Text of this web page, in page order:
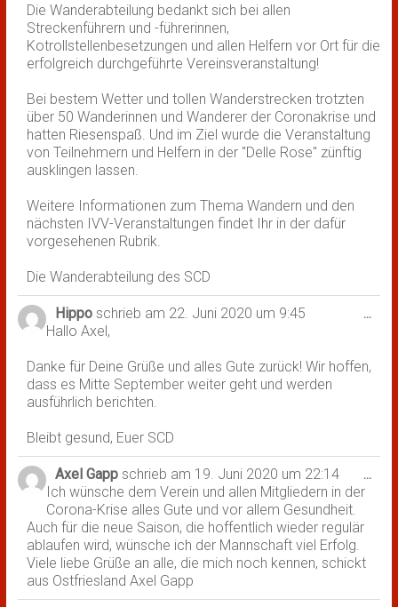
Die Wanderabteilung bedankt sich bei allen
Streckenführern und -führerinnen,
Kotrollstellenbesetzungen und allen Helfern vor Ort für die
erfolgreich durchgeführte Vereinsveranstaltung!
Bei bestem Wetter und tollen Wanderstrecken trotzten
über 50 Wanderinnen und Wanderer der Coronakrise und
hatten Riesenspaß. Und im Ziel wurde die Veranstaltung
von Teilnehmern und Helfern in der "Delle Rose" zünftig
ausklingen lassen.
Weitere Informationen zum Thema Wandern und den
nächsten IVV-Veranstaltungen findet Ihr in der dafür
vorgesehenen Rubrik.
Die Wanderabteilung des SCD
Hippo schrieb am 22. Juni 2020 um 9:45
Hallo Axel,
Danke für Deine Grüße und alles Gute zurück! Wir hoffen,
dass es Mitte September weiter geht und werden
ausführlich berichten.
Bleibt gesund, Euer SCD
...
Axel Gapp schrieb am 19. Juni 2020 um 22:14
Ich wünsche dem Verein und allen Mitgliedern in der
Corona-Krise alles Gute und vor allem Gesundheit.
Auch für die neue Saison, die hoffentlich wieder regulär
ablaufen wird, wünsche ich der Mannschaft viel Erfolg.
Viele liebe Grüße an alle, die mich noch kennen, schickt
aus Ostfriesland Axel Gapp
...